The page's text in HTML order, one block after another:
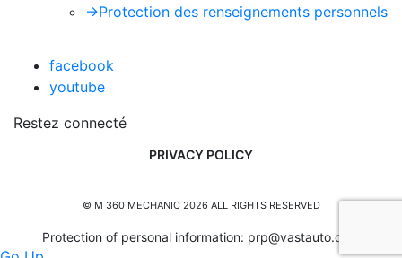
->Protection des renseignements personnels
facebook
youtube
Restez connecté
PRIVACY POLICY
© M 360 MECHANIC 2026 ALL RIGHTS RESERVED
Protection of personal information: prp@vastauto.com